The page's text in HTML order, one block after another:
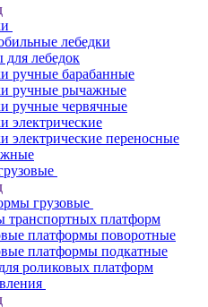
лебедки
для лебедок
ручные барабанные
ручные рычажные
ручные червячные
электрические
электрические переносные
грузовые
транспортных платформ
платформы поворотные
платформы подкатные
роликовых платформ